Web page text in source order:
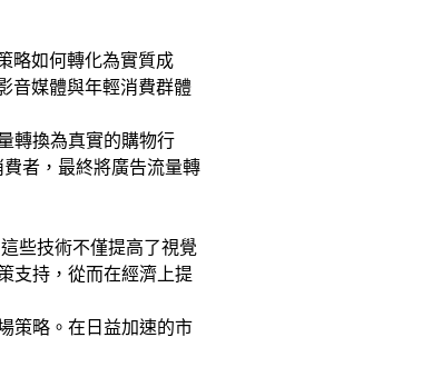
略如何轉化為實質成
音媒體與年輕消費群體
轉換為真實的購物行
者，最終將廣告流量轉
些技術不僅提高了視覺
支持，從而在經濟上提
策略。在日益加速的市